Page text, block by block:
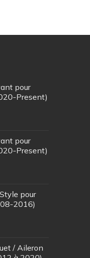
pour
Present)
pour
Present)
pour
2016)
/ Aileron